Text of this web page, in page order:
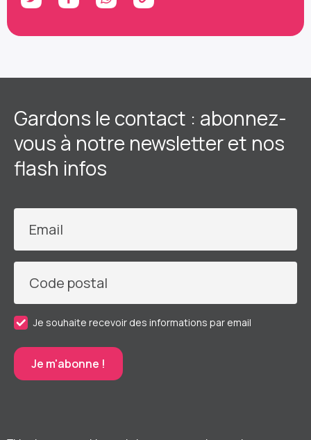
Gardons le contact : abonnez-
vous à notre newsletter et nos
flash infos
Email
Code postal
Je souhaite recevoir des informations par email